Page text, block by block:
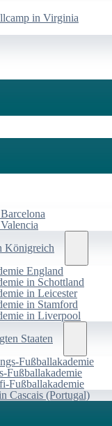
in Virginia
Königreich
England
in Schottland
in Leicester
in Stamford
in Liverpool
Staaten
Fußballakademie
Fußballakademie
Fußballakademie
Cascais (Portugal)